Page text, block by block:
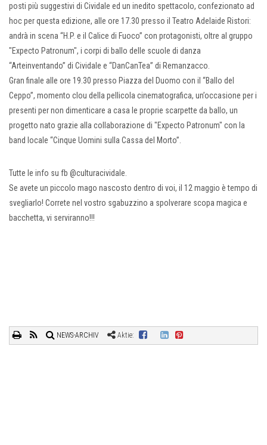
posti più suggestivi di Cividale ed un inedito spettacolo, confezionato ad
hoc per questa edizione, alle ore 17.30 presso il Teatro Adelaide Ristori:
andrà in scena “H.P. e il Calice di Fuoco” con protagonisti, oltre al gruppo
"Expecto Patronum", i corpi di ballo delle scuole di danza
“Arteinventando” di Cividale e “DanCanTea” di Remanzacco.
Gran finale alle ore 19.30 presso Piazza del Duomo con il “Ballo del
Ceppo”, momento clou della pellicola cinematografica, un’occasione per i
presenti per non dimenticare a casa le proprie scarpette da ballo, un
progetto nato grazie alla collaborazione di "Expecto Patronum" con la
band locale “Cinque Uomini sulla Cassa del Morto”.
Tutte le info su fb @culturacividale.
Se avete un piccolo mago nascosto dentro di voi, il 12 maggio è tempo di
svegliarlo! Correte nel vostro sgabuzzino a spolverare scopa magica e
bacchetta, vi serviranno!!!
NEWS-ARCHIV Aktie: